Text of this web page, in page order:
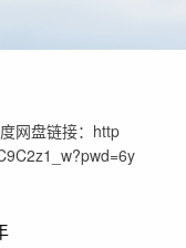
网盘链接：http